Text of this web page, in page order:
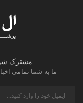
مشترک
ما به شما تمامی